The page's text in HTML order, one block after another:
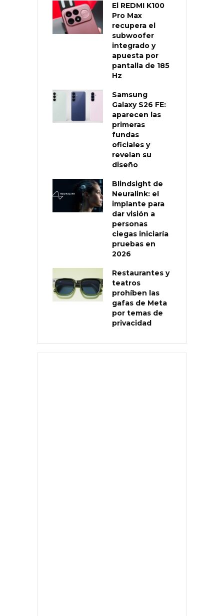
El REDMI K100
Pro Max
recupera el
subwoofer
integrado y
apuesta por
pantalla de 185
Hz
Samsung
Galaxy S26 FE:
aparecen las
primeras
fundas
oficiales y
revelan su
diseño
Blindsight de
Neuralink: el
implante para
dar visión a
personas
ciegas iniciaría
pruebas en
2026
Restaurantes y
teatros
prohíben las
gafas de Meta
por temas de
privacidad